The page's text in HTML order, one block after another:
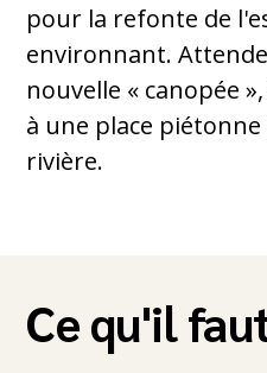
pour la refonte de
environnant.
nouvelle « canopée
à une place
rivière.
Ce qu'il